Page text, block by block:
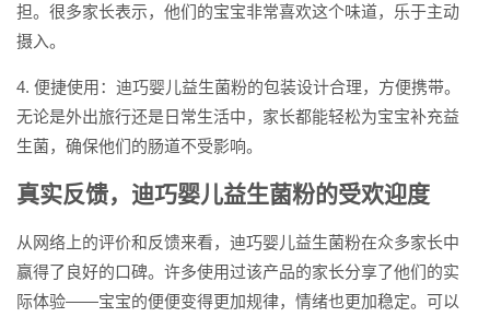
担。很多家长表示，他们的宝宝非常喜欢这个味道，乐于主动
摄入。
4. 便捷使用：迪巧婴儿益生菌粉的包装设计合理，方便携带。
无论是外出旅行还是日常生活中，家长都能轻松为宝宝补充益
生菌，确保他们的肠道不受影响。
真实反馈，迪巧婴儿益生菌粉的受欢迎度
从网络上的评价和反馈来看，迪巧婴儿益生菌粉在众多家长中
赢得了良好的口碑。许多使用过该产品的家长分享了他们的实
际体验——宝宝的便便变得更加规律，情绪也更加稳定。可以